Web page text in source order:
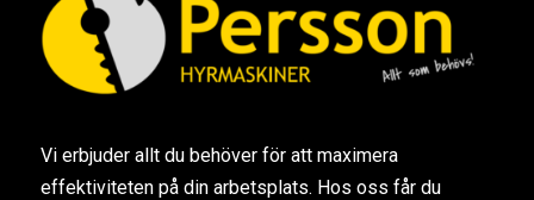
Vi erbjuder allt du behöver för att maximera
effektiviteten på din arbetsplats. Hos oss får du